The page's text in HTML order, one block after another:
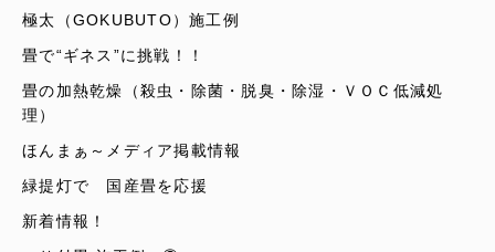
極太（GOKUBUTO）施工例
畳で“ギネス”に挑戦！！
畳の加熱乾燥（殺虫・除菌・脱臭・除湿・ＶＯＣ低減処
理）
ほんまぁ～メディア掲載情報
緑提灯で 国産畳を応援
新着情報！